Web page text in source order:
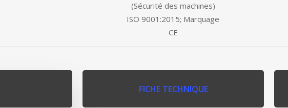
(Sécurité des machines)
ISO 9001:2015; Marquage
CE
FICHE TECHNIQUE